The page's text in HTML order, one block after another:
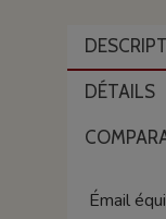
DÉTAILS
Émail